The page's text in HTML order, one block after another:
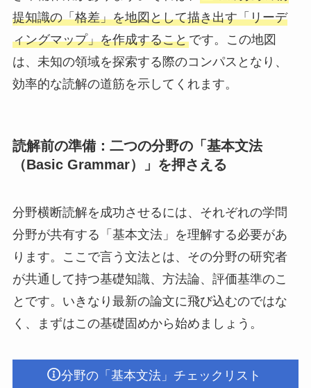
提知識の「格差」を地図として描き出す「リーデ
ィングマップ」を作成することです。この地図
は、未知の領域を探索する際のコンパスとなり、
効率的な読解の道筋を示してくれます。
読解前の準備：二つの分野の「基本文法
（Basic Grammar）」を押さえる
分野横断読解を成功させるには、それぞれの学問
分野が共有する「基本文法」を理解する必要があ
ります。ここで言う文法とは、その分野の研究者
が共通して持つ基礎知識、方法論、評価基準のこ
とです。いきなり最新の論文に飛び込むのではな
く、まずはこの基礎固めから始めましょう。
分野の「基本文法」チェックリスト